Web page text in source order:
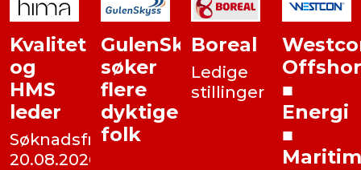
Kvalitet
og
HMS
leder
Søknadsfrist:
20.08.2026
GulenSkyss
søker
flere
dyktige
folk
Boreal
Ledige
stillinger
■
Energi
■
Maritim